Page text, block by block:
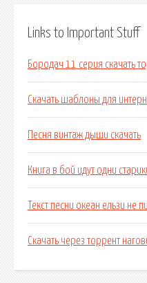
Links to Important Stuff
Бородач 11 серия скачать
Скачать шаблоны для
Песня винтаж дыши скачать
Книга в бой идут одни
Текст песни океан ельзи не
Скачать через торрент